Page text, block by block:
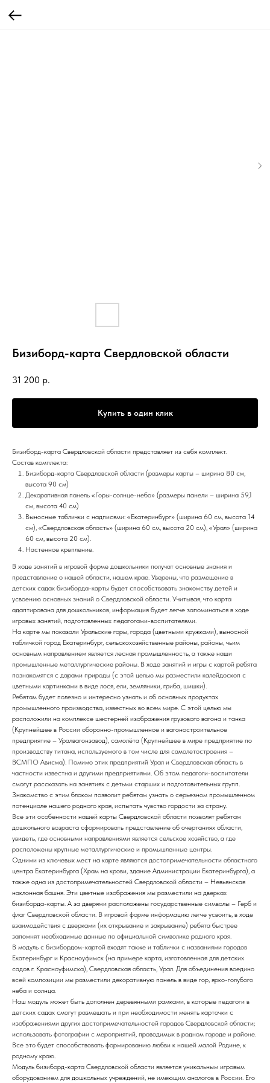
Бизиборд-карта Свердловской области
31 200 р.
Купить в один клик
Бизиборд-карта Свердловской области представляет из себя комплект.
Состав комплекта:
Бизиборд-карта Свердловской области (размеры карты – ширина 80 см,
высота 90 см)
Декоративная панель «Горы-солнце-небо» (размеры панели – ширина 59,1
см, высота 40 см)
Выносные таблички с надписями: «Екатеринбург» (ширина 60 см, высота 14
см), «Свердловская область» (ширина 60 см, высота 20 см), «Урал» (ширина
60 см, высота 20 см).
Настенное крепление.
В ходе занятий в игровой форме дошкольники получат основные знания и
представление о нашей области, нашем крае. Уверены, что размещение в
детских садах бизиборда-карты будет способствовать знакомству детей и
усвоению основных знаний о Свердловской области. Учитывая, что карта
адаптирована для дошкольников, информация будет легче запоминаться в ходе
игровых занятий, подготовленных педагогами-воспитателями.
На карте мы показали Уральские горы, города (цветными кружками), выносной
табличкой город Екатеринбург, сельскохозяйственные районы, районы, чьим
основным направлением является лесная промышленность, а также наши
промышленные металлургические районы. В ходе занятий и игры с картой ребята
познакомятся с дарами природы (с этой целью мы разместили калейдоскоп с
цветными картинками в виде лося, ели, земляники, гриба, шишки).
Ребятам будет полезно и интересно узнать и об основных продуктах
промышленного производства, известных во всем мире. С этой целью мы
расположили на комплексе шестерней изображения грузового вагона и танка
(Крупнейшее в России оборонно-промышленное и вагоностроительное
предприятие – Уралвагонзавод), самолёта (Крупнейшее в мире предприятие по
производству титана, используемого в том числе для самолетостроения –
ВСМПО Ависма). Помимо этих предприятий Урал и Свердловская область в
частности известна и другими предприятиями. Об этом педагоги-воспитатели
смогут рассказать на занятиях с детьми старших и подготовительных групп.
Знакомство с этим блоком позволит ребятам узнать о серьезном промышленном
потенциале нашего родного края, испытать чувство гордости за страну.
Все эти особенности нашей карты Свердловской области позволят ребятам
дошкольного возраста сформировать представление об очертаниях области,
увидеть, где основными направлениями является сельское хозяйство, а где
расположены крупные металлургические и промышленные центры.
Одними из ключевых мест на карте являются достопримечательности областного
центра Екатеринбурга (Храм на крови, здание Администрации Екатеринбурга), а
также одна из достопримечательностей Свердловской области – Невьянская
наклонная башня. Эти цветные изображения мы разместили на дверках
бизиборда-карты. А за дверями расположены государственные символы – Герб и
флаг Свердловской области. В игровой форме информацию легче усвоить, в ходе
взаимодействия с дверками (их открывание и закрывание) ребята быстрее
запомнят необходимые данные по официальной символике родного края.
В модуль с бизибордом-картой входят также и таблички с названиями городов
Екатеринбург и Красноуфимск (на примере карта, изготовленная для детских
садов г. Красноуфимска), Свердловская область, Урал. Для объединения воедино
всей композиции мы разместили декоративную панель в виде гор, ярко-голубого
неба и солнца.
Наш модуль может быть дополнен деревянными рамками, в которые педагоги в
детских садах смогут размещать и при необходимости менять карточки с
изображениями других достопримечательностей городов Свердловской области;
использовать фотографии с мероприятий, проводимых в родном городе и районе.
Все это будет способствовать формированию любви к нашей малой Родине, к
родному краю.
Модуль бизиборд-карта Свердловской области является уникальным игровым
оборудованием для дошкольных учреждений, не имеющим аналогов в России. Его